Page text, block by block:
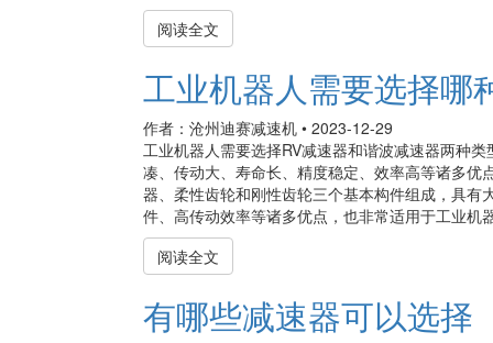
阅读全文
工业机器人需要选择哪
作者：沧州迪赛减速机 • 2023-12-29
工业机器人需要选择RV减速器和谐波减速器两种
凑、传动大、寿命长、精度稳定、效率高等诸多
器、柔性齿轮和刚性齿轮三个基本构件组成，具
件、高传动效率等诸多优点，也非常适用于工业
阅读全文
有哪些减速器可以选择